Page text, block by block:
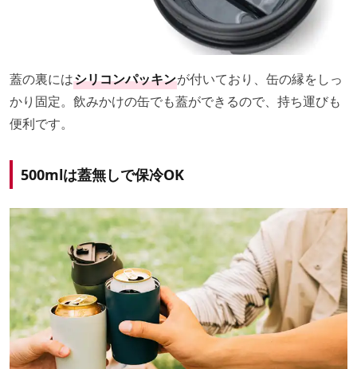
蓋の裏にはシリコンパッキンが付いており、缶の縁をしっ
かり固定。飲みかけの缶でも蓋ができるので、持ち運びも
便利です。
500mlは蓋無しで保冷OK